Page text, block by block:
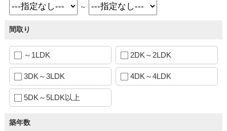
～
間取り
～1LDK 2DK～2LDK
3DK～3LDK 4DK～4LDK
5DK～5LDK以上
築年数